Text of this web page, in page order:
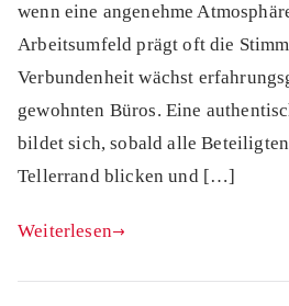
wenn eine angenehme
Arbeitsumfeld prägt oft die
Verbundenheit wächst
gewohnten Büros. Eine
bildet sich, sobald alle
Tellerrand blicken und […]
Weiterlesen